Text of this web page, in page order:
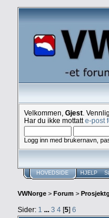
Velkommen, Gjest .
Har du ikke mottatte-post
Logg inn med brukernavn,
HOVEDSIDE HJELP
VWNorge > Forum >
Sider: 1 ... 3 4 [5] 6